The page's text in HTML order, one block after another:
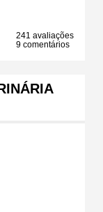
241 avaliações
9 comentários